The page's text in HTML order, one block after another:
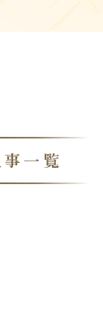
一覧